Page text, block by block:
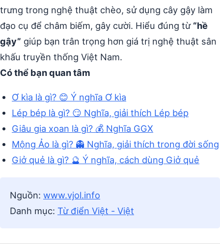
trưng trong nghệ thuật chèo, sử dụng cây gậy làm
đạo cụ để châm biếm, gây cười. Hiểu đúng từ “hề
gậy” giúp bạn trân trọng hơn giá trị nghệ thuật sân
khấu truyền thống Việt Nam.
Có thể bạn quan tâm
Ơ kìa là gì? 😊 Ý nghĩa Ơ kìa
Lép bép là gì? 😏 Nghĩa, giải thích Lép bép
Giâu gia xoan là gì? 💰 Nghĩa GGX
Mộng Ảo là gì? 👻 Nghĩa, giải thích trong đời sống
Giở quẻ là gì? 🔮 Ý nghĩa, cách dùng Giở quẻ
Nguồn: www.vjol.info
Danh mục: Từ điển Việt - Việt